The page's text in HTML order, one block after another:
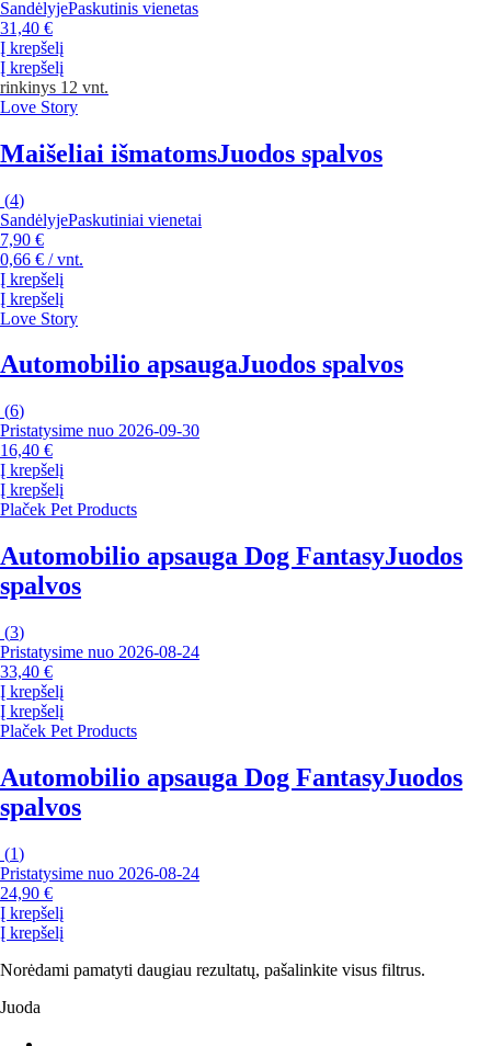
SandėlyjePaskutinis vienetas
31,40 €
Į krepšelį
Į krepšelį
rinkinys 12 vnt.
Love Story
Maišeliai išmatomsJuodos spalvos
(4)
SandėlyjePaskutiniai vienetai
7,90 €
0,66 € / vnt.
Į krepšelį
Į krepšelį
Love Story
Automobilio apsaugaJuodos spalvos
(6)
Pristatysime nuo 2026‑09‑30
16,40 €
Į krepšelį
Į krepšelį
Plaček Pet Products
Automobilio apsauga Dog FantasyJuodos
spalvos
(3)
Pristatysime nuo 2026‑08‑24
33,40 €
Į krepšelį
Į krepšelį
Plaček Pet Products
Automobilio apsauga Dog FantasyJuodos
spalvos
(1)
Pristatysime nuo 2026‑08‑24
24,90 €
Į krepšelį
Į krepšelį
Norėdami pamatyti daugiau rezultatų, pašalinkite visus filtrus.
Juoda